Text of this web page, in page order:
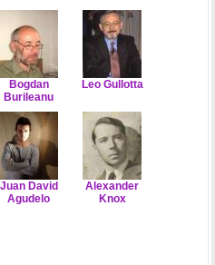
Bogdan
Burileanu
Leo Gullotta
Juan David
Agudelo
Alexander
Knox